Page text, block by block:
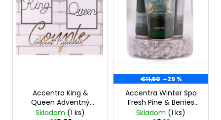
o
d
u
k
o
d
u
Accentra King &
Queen Adventný
kalendár
Skladom (1 ks)
€11,50 –29 %
Accentra Winter Spa
Fresh Pine & Berries
Sada do kúpeľa
Skladom (1 ks)
á